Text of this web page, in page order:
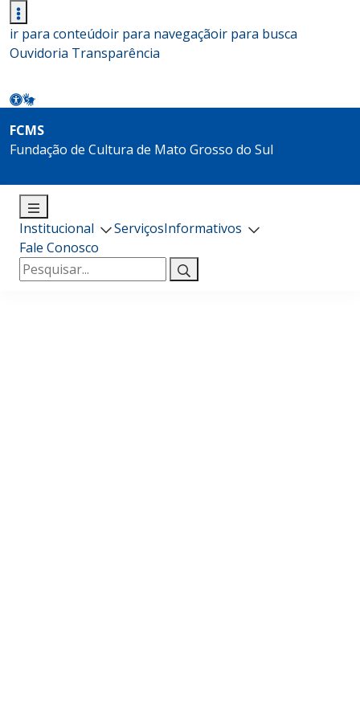
ir para conteúdoir para navegaçãoir para busca
Ouvidoria Transparência
FCMS
Fundação de Cultura de Mato Grosso do Sul
Institucional ServiçosInformativos
Fale Conosco
Pesquisar
por: